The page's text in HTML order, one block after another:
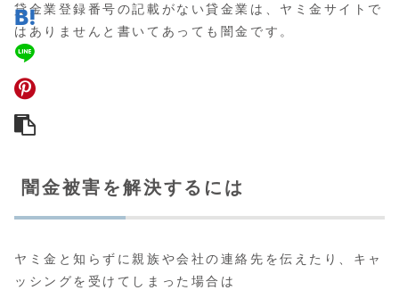
貸金業登録番号の記載がない貸金業は、ヤミ金サイトで
はありませんと書いてあっても闇金です。
闇金被害を解決するには
ヤミ金と知らずに親族や会社の連絡先を伝えたり、キャ
ッシングを受けてしまった場合は